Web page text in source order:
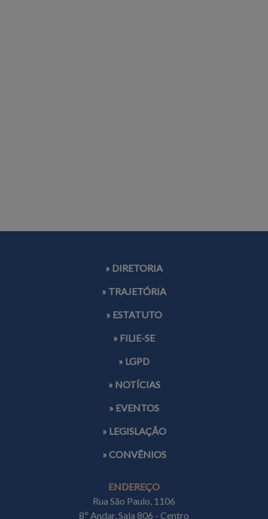
» DIRETORIA
» TRAJETÓRIA
» ESTATUTO
» FILIE-SE
» LGPD
» NOTÍCIAS
» EVENTOS
» LEGISLAÇÃO
» CONVÊNIOS
ENDEREÇO
Rua São Paulo, 1106
8º Andar, Sala 806 - Centro